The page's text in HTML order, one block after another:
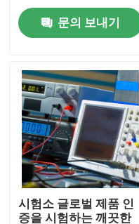
뉴스
인용문을 요구하세요
전자장비 시험 실험실
램프 실험실 시험
자동차 검사 실험실
문의 보내기
시험소 글로벌 제품 인
증을 시험하는 깨끗한